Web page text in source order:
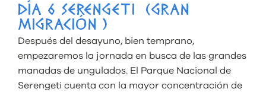
DÍA 6 SERENGETI (GRAN
MIGRACIÓN )
Después del desayuno, bien temprano,
empezaremos la jornada en busca de las grandes
manadas de ungulados. El Parque Nacional de
Serengeti cuenta con la mayor concentración de